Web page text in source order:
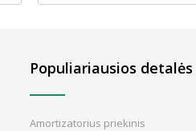
Populiariausios detalės
Amortizatorius priekinis